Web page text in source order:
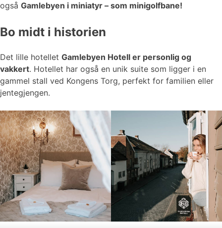
også Gamlebyen i miniatyr – som minigolfbane!
Bo midt i historien
Det lille hotellet Gamlebyen Hotell er personlig og
vakkert. Hotellet har også en unik suite som ligger i en
gammel stall ved Kongens Torg, perfekt for familien eller
jentegjengen.